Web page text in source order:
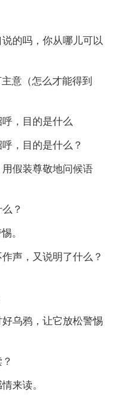
的吗，你从哪儿可以
意（怎么才能得到
，目的是什么
，目的是什么？
假装尊敬地问候语
？
。
声，又说明了什么？
乌鸦，让它放松警惕
来读。